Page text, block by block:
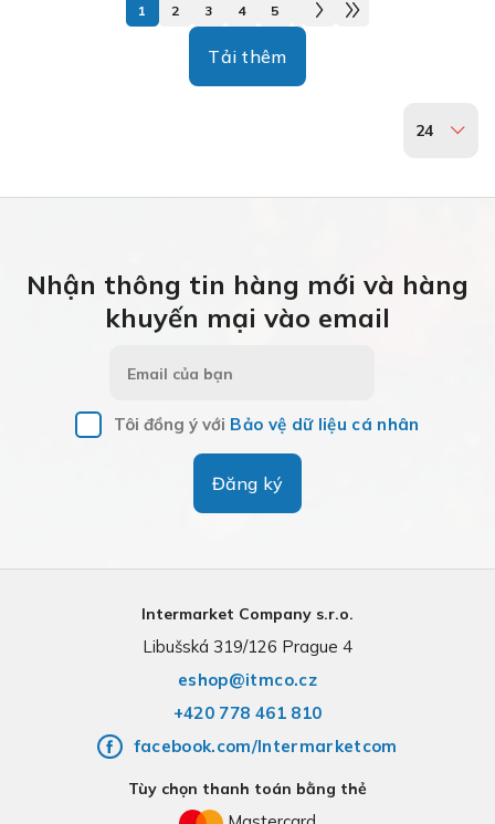
Tải thêm
1 2 3 4 5
24
Nhận thông tin hàng mới và hàng
khuyến mại vào email
Tôi đồng ý với Bảo vệ dữ liệu cá nhân
Đăng ký
Intermarket Company s.r.o.
Libušská 319/126 Prague 4
eshop@itmco.cz
+420 778 461 810
facebook.com/Intermarketcom
Tùy chọn thanh toán bằng thẻ